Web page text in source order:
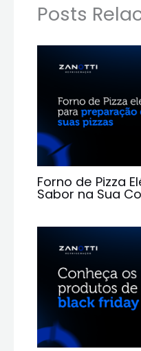
Posts
Forno de Pizza
Sabor na Sua